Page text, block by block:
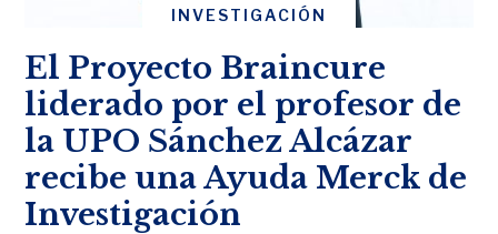
INVESTIGACIÓN
El Proyecto Braincure
liderado por el profesor de
la UPO Sánchez Alcázar
recibe una Ayuda Merck de
Investigación